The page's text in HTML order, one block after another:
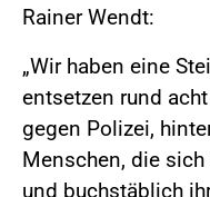
Rainer Wendt:
„Wir haben eine
entsetzen rund
gegen Polizei,
Menschen, die
und buchstäblich